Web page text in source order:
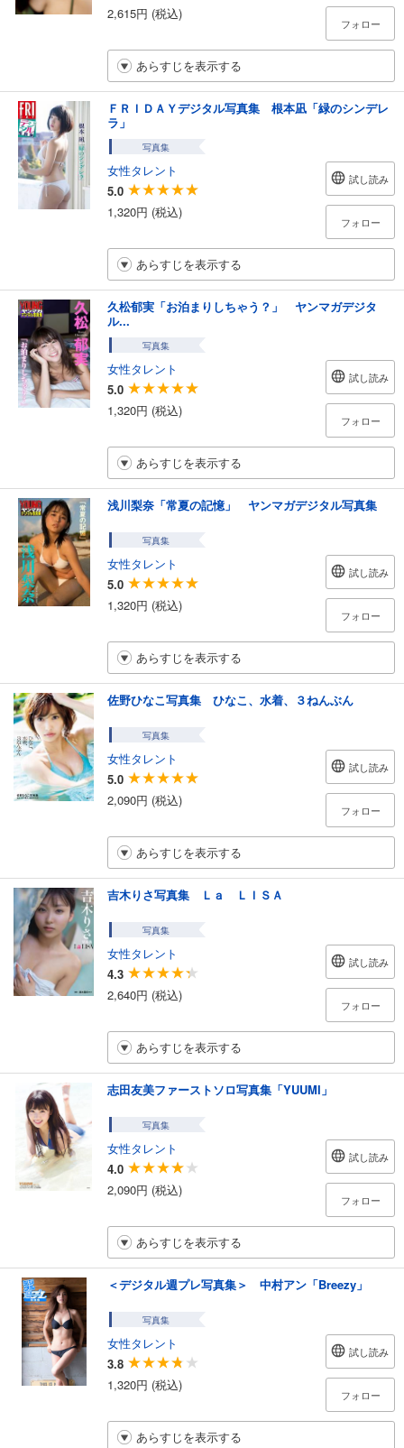
2,615円 (税込)
フォロー
あらすじを表示する
ＦＲＩＤＡＹデジタル写真集 根本凪「緑のシンデレ
ラ」
写真集
女性タレント
5.0
1,320円 (税込)
試し読み
フォロー
あらすじを表示する
久松郁実「お泊まりしちゃう？」 ヤンマガデジタ
ル...
写真集
女性タレント
5.0
1,320円 (税込)
試し読み
フォロー
あらすじを表示する
浅川梨奈「常夏の記憶」 ヤンマガデジタル写真集
写真集
女性タレント
5.0
1,320円 (税込)
試し読み
フォロー
あらすじを表示する
佐野ひなこ写真集 ひなこ、水着、３ねんぶん
写真集
女性タレント
5.0
2,090円 (税込)
試し読み
フォロー
あらすじを表示する
吉木りさ写真集 Ｌａ ＬＩＳＡ
写真集
女性タレント
4.3
2,640円 (税込)
試し読み
フォロー
あらすじを表示する
志田友美ファーストソロ写真集「YUUMI」
写真集
女性タレント
4.0
2,090円 (税込)
試し読み
フォロー
あらすじを表示する
＜デジタル週プレ写真集＞ 中村アン「Breezy」
写真集
女性タレント
3.8
1,320円 (税込)
試し読み
フォロー
あらすじを表示する